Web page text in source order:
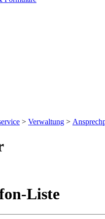
> Verwaltung >
Liste